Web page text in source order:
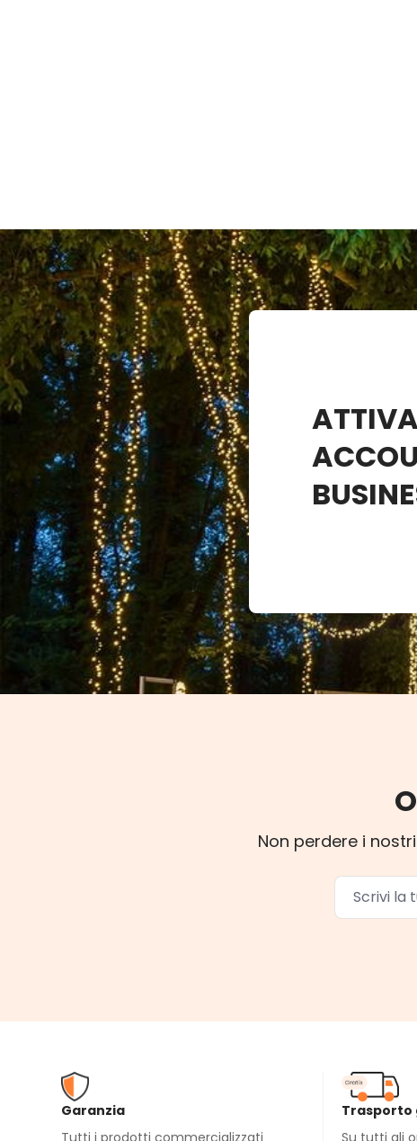
Non perdere i
Garanzia
Tutti i prodotti commercializzati
Trasporto
Su tutti gli